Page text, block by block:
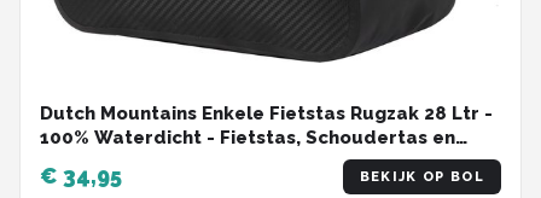
Dutch Mountains Enkele Fietstas Rugzak 28 Ltr -
100% Waterdicht - Fietstas, Schoudertas en
€ 34,95 BEKIJK OP BOL